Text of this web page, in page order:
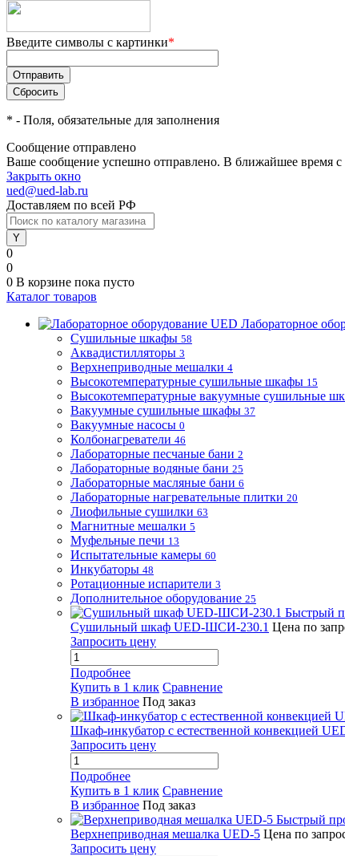
Введите символы с картинки*
* - Поля, обязательные для заполнения
Сообщение отправлено
Ваше сообщение успешно отправлено. В ближайшее время
Закрыть окно
ued@ued-lab.ru
Доставляем по всей РФ
0
0
0 В корзине пока пусто
Каталог товаров
Лабораторное
Сушильные шкафы 58
Аквадистилляторы 3
Верхнеприводные мешалки 4
Высокотемпературные сушильные шкафы 15
Высокотемпературные вакуумные сушильные
Вакуумные сушильные шкафы 37
Вакуумные насосы 0
Колбонагреватели 46
Лабораторные песчаные бани 2
Лабораторные водяные бани 25
Лабораторные масляные бани 6
Лабораторные нагревательные плитки 20
Лиофильные сушилки 63
Магнитные мешалки 5
Муфельные печи 13
Испытательные камеры 60
Инкубаторы 48
Ротационные испарители 3
Дополнительное оборудование 25
Быстрый
Сушильный шкаф UED-ШСИ-230.1 Цена по
Запросить цену
Подробнее
Купить в 1 клик Сравнение
В избранное Под заказ
Шкаф-инкубатор с естественной конвекцией
Запросить цену
Подробнее
Купить в 1 клик Сравнение
В избранное Под заказ
Быстрый
Верхнеприводная мешалка UED-5 Цена по
Запросить цену